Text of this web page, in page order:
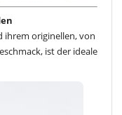
ihrem originellen, von
ist der ideale